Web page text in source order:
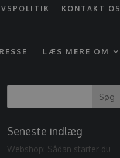
KONTAKT OS
LÆS MERE OM
Seneste indlæg
Webshop: Sådan starter du